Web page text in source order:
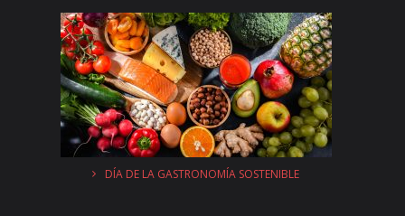
DÍA DE LA GASTRONOMÍA SOSTENIBLE